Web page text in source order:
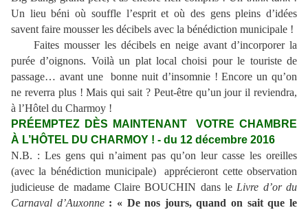
Un lieu béni où souffle l’esprit et où des gens pleins d’idées
savent faire mousser les décibels avec la bénédiction municipale !
Faites mousser les décibels en neige avant d’incorporer la
purée d’oignons. Voilà un plat local choisi pour le touriste de
passage… avant une bonne nuit d’insomnie ! Encore un qu’on
ne reverra plus ! Mais qui sait ? Peut-être qu’un jour il reviendra,
à l’Hôtel du Charmoy !
PRÉEMPTEZ DÈS MAINTENANT VOTRE CHAMBRE
À L’HÔTEL DU CHARMOY ! - du 12 décembre 2016
N.B. : Les gens qui n’aiment pas qu’on leur casse les oreilles
(avec la bénédiction municipale) apprécieront cette observation
judicieuse de madame Claire BOUCHIN dans le Livre d’or du
Carnaval d’Auxonne : « De nos jours, quand on sait que le